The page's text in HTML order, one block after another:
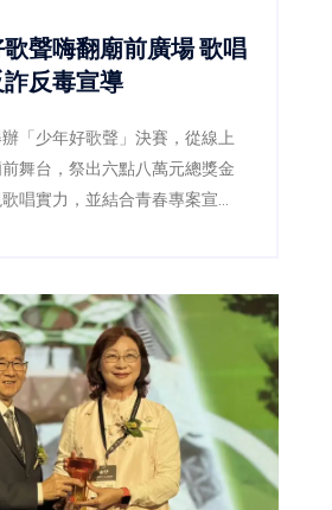
嗨翻廟前廣場 歌唱
反毒宣導
「少年好歌聲」決賽，從線上
舞台，祭出六點八萬元總獎金
唱實力，並結合青春專案宣